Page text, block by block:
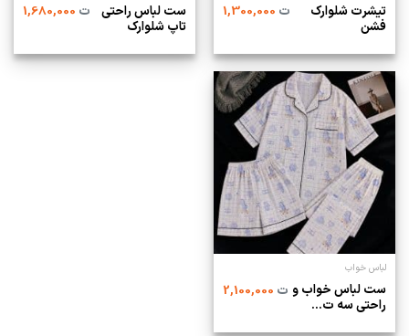
تیشرت شلوارک
فشن
ت1,300,000
ست لباس راحتی
تاپ شلوارک
ت1,680,000
لباس خواب
ست لباس خواب و
راحتی سه ت...
ت2,100,000